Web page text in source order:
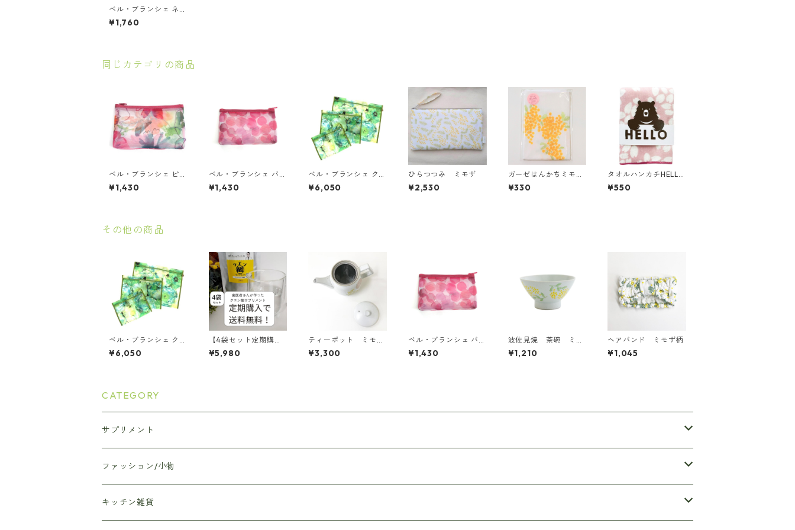
ベル・ブランシェ ネッ
トキーポーチ ピコラベ
リシマローズ
¥1,760
同じカテゴリの商品
ベル・ブランシェ ピコ
ラベリシマローズ ネッ
ト横長ポーチ
¥1,430
ベル・ブランシェ バブ
ルピンクネット横長ポ
ーチ
¥1,430
ベル・ブランシェ クリ
スタルトラベル3Pリア
ルフルー
¥6,050
ひらつつみ ミモザ
¥2,530
ガーゼはんかちミモザ
イエロー
¥330
タオルハンカチHELLO
BEAR サクラ
¥550
その他の商品
ベル・ブランシェ クリ
スタルトラベル3Pリア
ルフルー
¥6,050
【4袋セット定期購入
で送料無料】歯医者さ
んが作ったクエン酸サ
¥5,980
ティーポット ミモザ
柄
¥3,300
ベル・ブランシェ バブ
ルピンクネット横長ポ
ーチ
¥1,430
波佐見焼 茶碗 ミモ
ザ柄 Mimosa Waltz
(ミモザワルツ)
¥1,210
ヘアバンド ミモザ柄
¥1,045
CATEGORY
サプリメント
クエン酸サプリメント
Anjelica和漢ドリンク
ファッション/小物
エコバッグ
キッチン雑貨